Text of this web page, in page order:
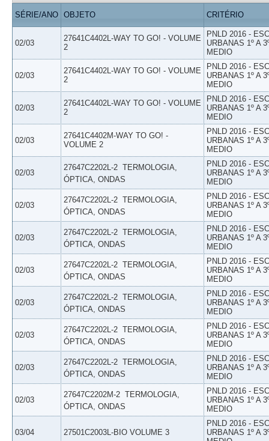
SÉRIE/ANO OBJETO CRITÉRIO
02/03
27641C4402L-WAY TO GO! - VOLUME
2
PNLD 2016 -
URBANAS 1º A
MEDIO
02/03
27641C4402L-WAY TO GO! - VOLUME
2
PNLD 2016 -
URBANAS 1º A
MEDIO
02/03
27641C4402L-WAY TO GO! - VOLUME
2
PNLD 2016 -
URBANAS 1º A
MEDIO
02/03
27641C4402M-WAY TO GO! -
VOLUME 2
PNLD 2016 -
URBANAS 1º A
MEDIO
02/03
27647C2202L-2  TERMOLOGIA,
ÓPTICA, ONDAS
PNLD 2016 -
URBANAS 1º A
MEDIO
02/03
27647C2202L-2  TERMOLOGIA,
ÓPTICA, ONDAS
PNLD 2016 -
URBANAS 1º A
MEDIO
02/03
27647C2202L-2  TERMOLOGIA,
ÓPTICA, ONDAS
PNLD 2016 -
URBANAS 1º A
MEDIO
02/03
27647C2202L-2  TERMOLOGIA,
ÓPTICA, ONDAS
PNLD 2016 -
URBANAS 1º A
MEDIO
02/03
27647C2202L-2  TERMOLOGIA,
ÓPTICA, ONDAS
PNLD 2016 -
URBANAS 1º A
MEDIO
02/03
27647C2202L-2  TERMOLOGIA,
ÓPTICA, ONDAS
PNLD 2016 -
URBANAS 1º A
MEDIO
02/03
27647C2202L-2  TERMOLOGIA,
ÓPTICA, ONDAS
PNLD 2016 -
URBANAS 1º A
MEDIO
02/03
27647C2202M-2  TERMOLOGIA,
ÓPTICA, ONDAS
PNLD 2016 -
URBANAS 1º A
MEDIO
03/04 27501C2003L-BIO VOLUME 3
PNLD 2016 -
URBANAS 1º A